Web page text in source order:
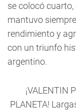
se colocó
mantuvo
rendimiento y
con un triunfo
argentino.
¡VALENTIN
PLANETA!